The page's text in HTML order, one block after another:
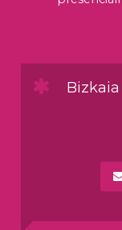
Bizkaia